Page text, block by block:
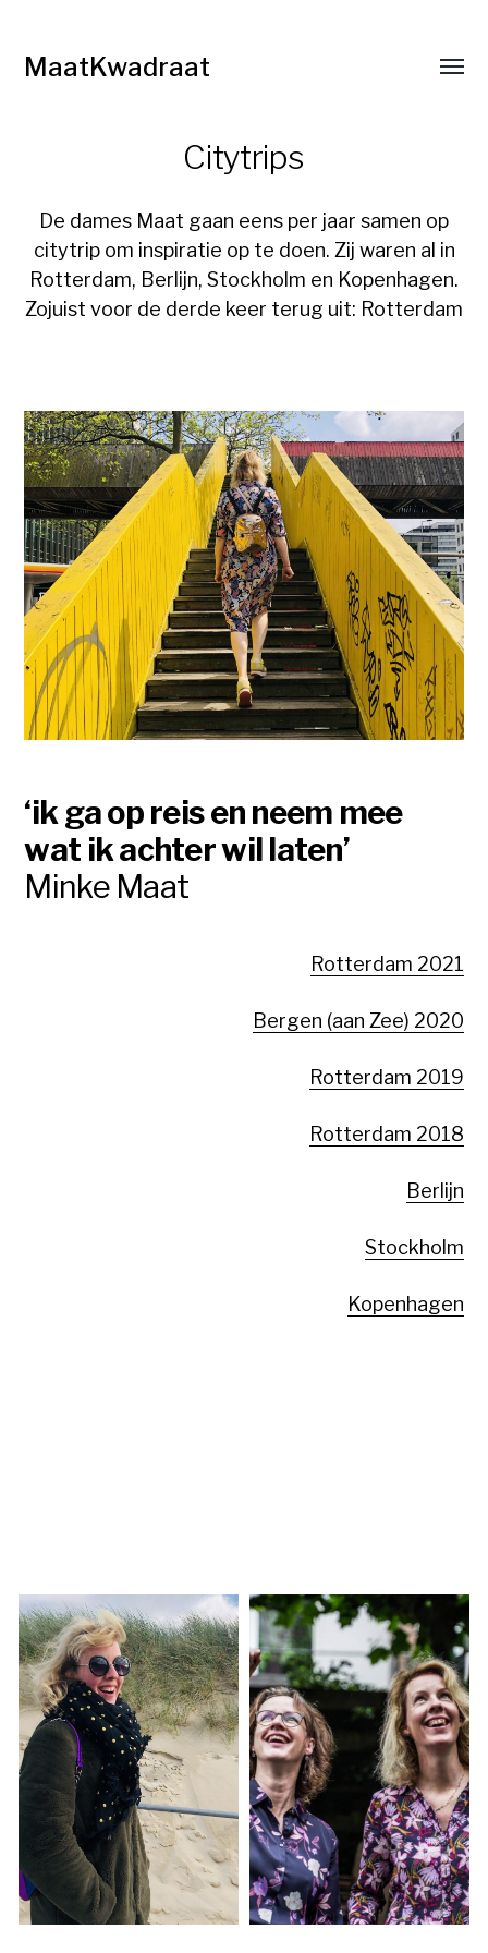
MaatKwadraat
Citytrips
De dames Maat gaan eens per jaar samen op
citytrip om inspiratie op te doen. Zij waren al in
Rotterdam, Berlijn, Stockholm en Kopenhagen.
Zojuist voor de derde keer terug uit: Rotterdam
‘ik ga op reis en neem mee
wat ik achter wil laten’
Minke Maat
Rotterdam 2021
Bergen (aan Zee) 2020
Rotterdam 2019
Rotterdam 2018
Berlijn
Stockholm
Kopenhagen